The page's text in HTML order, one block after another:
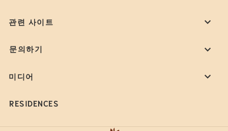
관련 사이트
문의하기
미디어
RESIDENCES